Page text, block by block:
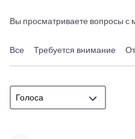
Вы просматриваете вопросы с
Все Требуется внимание